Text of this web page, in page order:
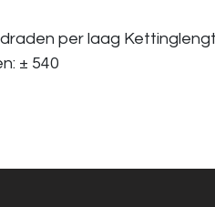
per laag
± 540